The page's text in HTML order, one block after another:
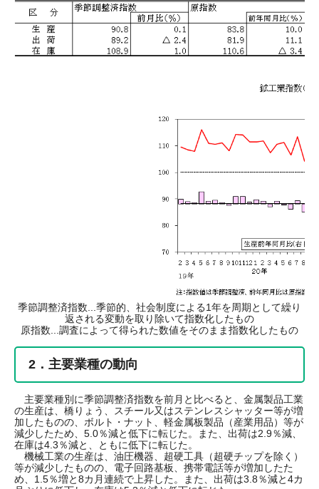
季節調整済指数...季節的、社会制度による1年を周期として繰り
返される変動を取り除いて指数化したもの
原指数...調査によって得られた数値をそのまま指数化したもの
2．主要業種の動向
主要業種別に季節調整済指数を前月と比べると、金属製品工業
の生産は、橋りょう、スチール又はステンレスシャッター等が増
加したものの、ボルト・ナット、軽金属板製品（産業用品）等が
減少したため、5.0％減と低下に転じた。また、出荷は2.9％減、
在庫は4.3％減と、ともに低下に転じた。
機械工業の生産は、油圧機器、超硬工具（超硬チップを除く）
等が減少したものの、電子回路基板、携帯電話等が増加したた
め、1.5％増と8カ月連続で上昇した。また、出荷は3.8％減と4カ